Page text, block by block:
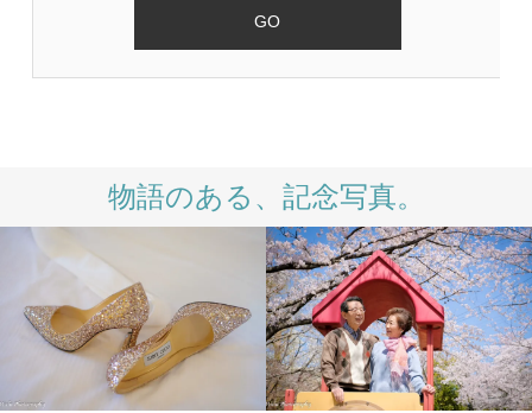
物語のある、記念写真。
LIFESTYLE PHOTO